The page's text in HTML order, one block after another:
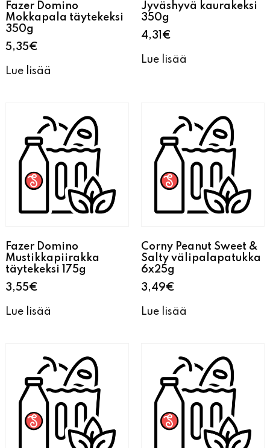
Fazer Domino
Mokkapala täytekeksi
350g
5,35€
Lue lisää
Jyväshyvä kaurakeksi
350g
4,31 €
Lue lisää
Fazer Domino
Mustikkapiirakka
täytekeksi 175g
3,55€
Lue lisää
Corny Peanut Sweet &
Salty välipalapatukka
6x25g
3,49€
Lue lisää